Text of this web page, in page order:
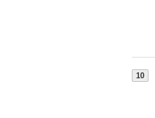
10